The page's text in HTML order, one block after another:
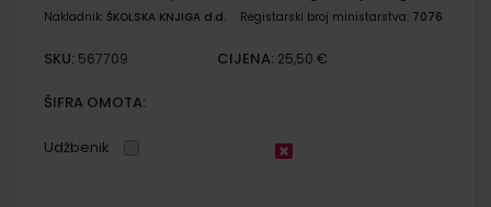
Nakladnik: ŠKOLSKA KNJIGA d.d. Registarski broj ministarstva: 7076
SKU: 567709 CIJENA: 25,50 €
ŠIFRA OMOTA:
Udžbenik